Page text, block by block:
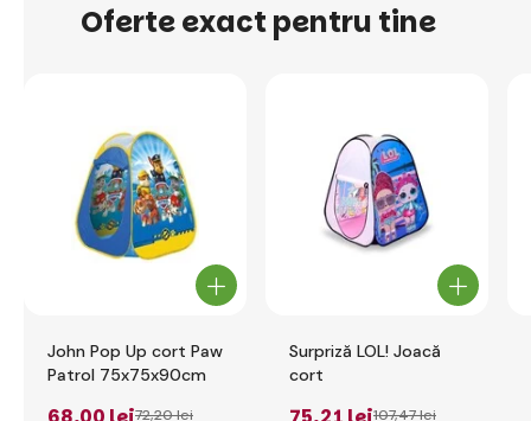
Oferte exact pentru tine
John Pop Up cort Paw
Patrol 75x75x90cm
72,20 lei
Surpriză LOL! Joacă
cort
107,47 lei